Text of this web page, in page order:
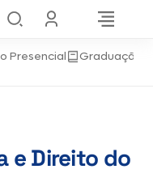
Presencial Graduação
e Direito do